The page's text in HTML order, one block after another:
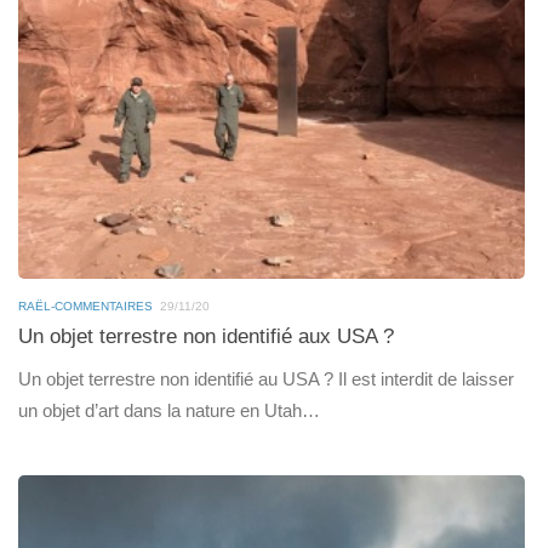
RAËL-COMMENTAIRES 29/11/20
Un objet terrestre non identifié aux USA ?
Un objet terrestre non identifié au USA ? Il est interdit de laisser
un objet d’art dans la nature en Utah…